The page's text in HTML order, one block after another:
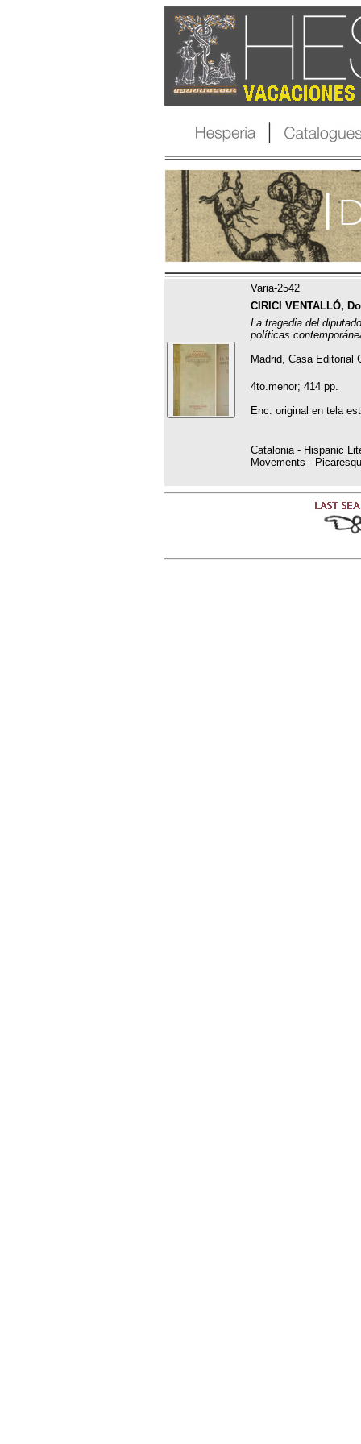
Varia-2542
CIRICI VENTALLÓ,
La tragedia del
políticas
Madrid, Casa Editorial
4to.menor; 414 pp.
Enc. original en tela
Catalonia - Hispanic
Movements -